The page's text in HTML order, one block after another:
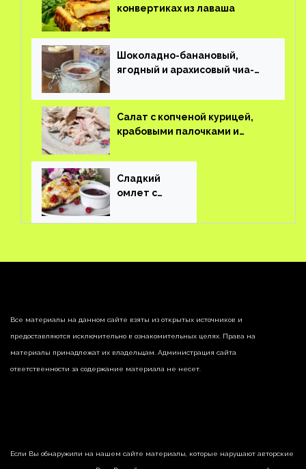
конвертиках из лаваша
Шоколадно-банановый,
ягодный и арахисовый чиа-
Салат с копченой курицей,
крабовыми палочками и
Сладкий
омлет с
Все материалы на данном сайте взяты из открытых источников и
предоставляются исключительно в ознакомительных целях. Права на
материалы принадлежат их владельцам. Администрация сайта
ответственности за содержание материала не несет.
Если Вы обнаружили на нашем сайте материалы, которые нарушают авторские